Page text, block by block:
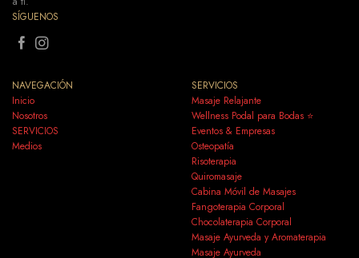
SÍGUENOS
NAVEGACIÓN
Inicio
Nosotros
SERVICIOS
Medios
SERVICIOS
Masaje Relajante
Wellness Podal para Bodas ⭐
Eventos & Empresas
Osteopatía
Risoterapia
Quiromasaje
Cabina Móvil de Masajes
Fangoterapia Corporal
Chocolaterapia Corporal
Masaje Ayurveda y Aromaterapia
Masaje Ayurveda